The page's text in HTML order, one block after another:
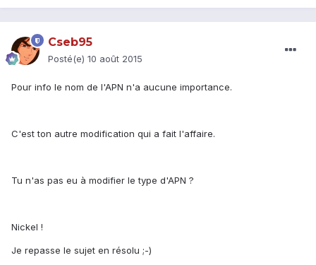
Cseb95
Posté(e) 10 août 2015
Pour info le nom de l'APN n'a aucune importance.
C'est ton autre modification qui a fait l'affaire.
Tu n'as pas eu à modifier le type d'APN ?
Nickel !
Je repasse le sujet en résolu ;-)